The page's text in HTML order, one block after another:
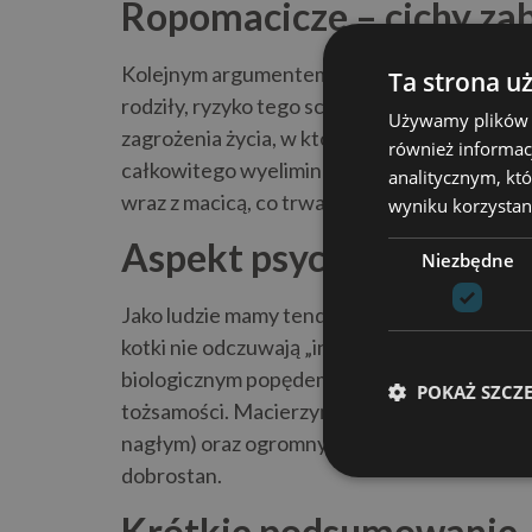
Ropomacicze – cichy
Kolejnym argumentem często używanym
rodziły, ryzyko tego schorzenia w młodym
zagrożenia życia, w którym macica
całkowitego wyeliminowania tego ryzyka
wraz z macicą, co trwale usuwa źródło
Aspekt psychologiczny
Jako ludzie mamy tendencję do
kotki nie odczuwają „instynktu
biologicznym popędem i hormonami.
tożsamości. Macierzyństwo u zwierząt to
nagłym) oraz ogromny wydatek
dobrostan.
Ta strona
Używamy
również
analitycznym,
wyniku
Niezbędne
POKAŻ